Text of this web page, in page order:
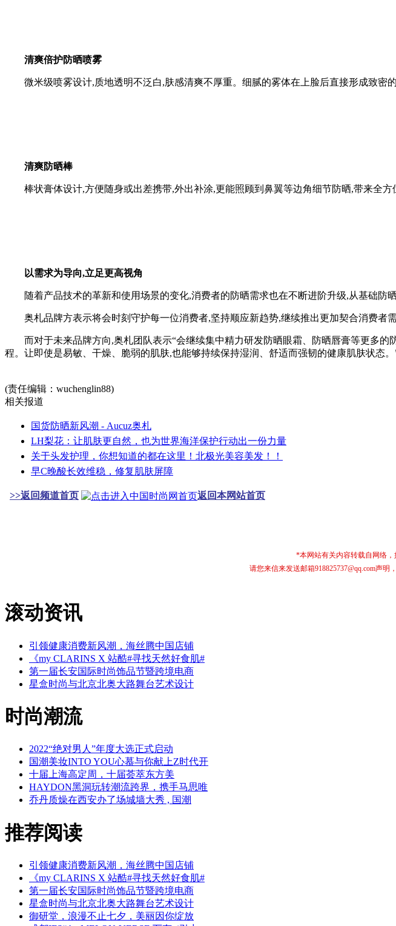
清爽倍护防晒喷雾
微米级喷雾设计,质地透明不泛白,肤感清爽不厚重。细腻的雾体在上脸后直接形成致密
清爽防晒棒
棒状膏体设计,方便随身或出差携带,外出补涂,更能照顾到鼻翼等边角细节防晒,带来全方
以需求为导向,立足更高视角
随着产品技术的革新和使用场景的变化,消费者的防晒需求也在不断进阶升级,从基础防
奥札品牌方表示将会时刻守护每一位消费者,坚持顺应新趋势,继续推出更加契合消费者
而对于未来品牌方向,奥札团队表示“会继续集中精力研发防晒眼霜、防晒唇膏等更多的
程。让即使是易敏、干燥、脆弱的肌肤,也能够持续保持湿润、舒适而强韧的健康肌肤状态。
(责任编辑：wuchenglin88)
相关报道
国货防晒新风潮 - Aucuz奥札
LH梨花：让肌肤更自然，也为世界海洋保护行动出一份力量
关于头发护理，你想知道的都在这里！北极光美容美发！！
早C晚酸长效维稳，修复肌肤屏障
>>返回频道首页 返回本网站首页
*本网站有关内容转载自网络，
请您来信来发送邮箱918825737@qq.com声
滚动资讯
引领健康消费新风潮，海丝腾中国店铺
《my CLARINS X 站酷#寻找天然好食肌#
第一届长安国际时尚饰品节暨跨境电商
星盒时尚与北京北奥大路舞台艺术设计
时尚潮流
2022“绝对男人”年度大选正式启动
国潮美妆INTO YOU心慕与你献上Z时代开
十届上海高定周，十届荟萃东方美
HAYDON黑洞玩转潮流跨界，携手马思唯
乔丹质燥在西安办了场城墙大秀 , 国潮
推荐阅读
引领健康消费新风潮，海丝腾中国店铺
《my CLARINS X 站酷#寻找天然好食肌#
第一届长安国际时尚饰品节暨跨境电商
星盒时尚与北京北奥大路舞台艺术设计
御研堂，浪漫不止七夕，美丽因你绽放